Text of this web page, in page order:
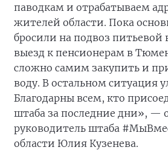
паводкам и отрабатываем
жителей области. Пока
бросили на подвоз
выезд к пенсионерам в
сложно самим закупить и
воду. В остальном ситуация
Благодарны всем, кто
штаба за последние дни», —
руководитель штаба
области Юлия Кузенева.